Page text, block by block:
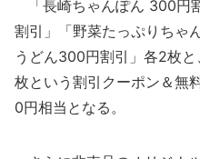
「長崎ちゃんぽん 300円
割引」「野菜たっぷりちゃ
うどん300円割引」各2枚
枚という割引クーポン＆無
0円相当となる。